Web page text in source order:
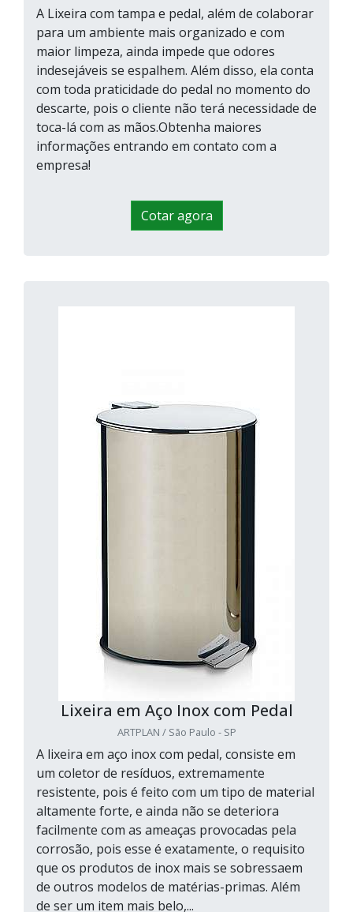
A Lixeira com tampa e pedal, além de colaborar
para um ambiente mais organizado e com
maior limpeza, ainda impede que odores
indesejáveis se espalhem. Além disso, ela conta
com toda praticidade do pedal no momento do
descarte, pois o cliente não terá necessidade de
toca-lá com as mãos.Obtenha maiores
informações entrando em contato com a
empresa!
Cotar agora
Lixeira em Aço Inox com Pedal
ARTPLAN / São Paulo - SP
A lixeira em aço inox com pedal, consiste em
um coletor de resíduos, extremamente
resistente, pois é feito com um tipo de material
altamente forte, e ainda não se deteriora
facilmente com as ameaças provocadas pela
corrosão, pois esse é exatamente, o requisito
que os produtos de inox mais se sobressaem
de outros modelos de matérias-primas. Além
de ser um item mais belo,...